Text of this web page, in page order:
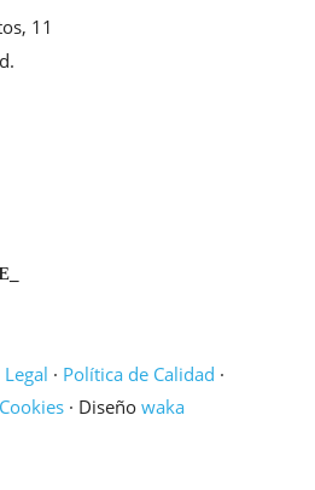
11
· Política de Calidad ·
Cookies· Diseño waka